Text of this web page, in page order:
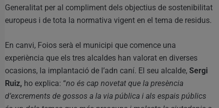
Generalitat per al compliment dels objectius de sostenibilitat
europeus i de tota la normativa vigent en el tema de residus.
En canvi, Foios serà el municipi que comence una
experiència que els tres alcaldes han valorat en diverses
ocasions, la implantació de l’adn caní. El seu alcalde, Sergi
Ruiz, ho explica: “no és cap novetat que la presència
d’excrements de gossos a la via pública i als espais públics